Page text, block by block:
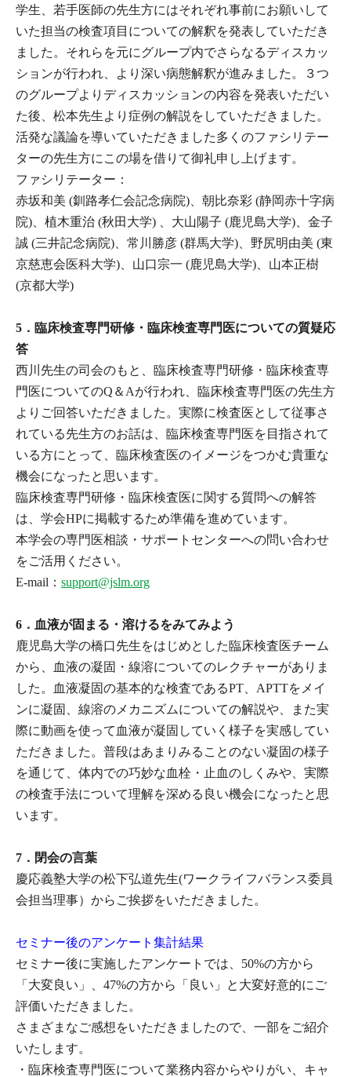
学生、若手医師の先生方にはそれぞれ事前にお願いして
いた担当の検査項目についての解釈を発表していただき
ました。それらを元にグループ内でさらなるディスカッ
ションが行われ、より深い病態解釈が進みました。３つ
のグループよりディスカッションの内容を発表いただい
た後、松本先生より症例の解説をしていただきました。
活発な議論を導いていただきました多くのファシリテー
ターの先生方にこの場を借りて御礼申し上げます。
ファシリテーター：
赤坂和美 (釧路孝仁会記念病院)、朝比奈彩 (静岡赤十字病
院)、植木重治 (秋田大学) 、大山陽子 (鹿児島大学)、金子
誠 (三井記念病院)、常川勝彦 (群馬大学)、野尻明由美 (東
京慈恵会医科大学)、山口宗一 (鹿児島大学)、山本正樹
(京都大学)
5．臨床検査専門研修・臨床検査専門医についての質疑応
答
西川先生の司会のもと、臨床検査専門研修・臨床検査専
門医についてのQ＆Aが行われ、臨床検査専門医の先生方
よりご回答いただきました。実際に検査医として従事さ
れている先生方のお話は、臨床検査専門医を目指されて
いる方にとって、臨床検査医のイメージをつかむ貴重な
機会になったと思います。
臨床検査専門研修・臨床検査医に関する質問への解答
は、学会HPに掲載するため準備を進めています。
本学会の専門医相談・サポートセンターへの問い合わせ
をご活用ください。
E-mail： support@jslm.org
6．血液が固まる・溶けるをみてみよう
鹿児島大学の橋口先生をはじめとした臨床検査医チーム
から、血液の凝固・線溶についてのレクチャーがありま
した。血液凝固の基本的な検査であるPT、APTTをメイ
ンに凝固、線溶のメカニズムについての解説や、また実
際に動画を使って血液が凝固していく様子を実感してい
ただきました。普段はあまりみることのない凝固の様子
を通じて、体内での巧妙な血栓・止血のしくみや、実際
の検査手法について理解を深める良い機会になったと思
います。
7．閉会の言葉
慶応義塾大学の松下弘道先生(ワークライフバランス委員
会担当理事）からご挨拶をいただきました。
セミナー後のアンケート集計結果
セミナー後に実施したアンケートでは、50%の方から
「大変良い」、47%の方から「良い」と大変好意的にご
評価いただきました。
さまざまなご感想をいただきましたので、一部をご紹介
いたします。
・臨床検査専門医について業務内容からやりがい、キャ